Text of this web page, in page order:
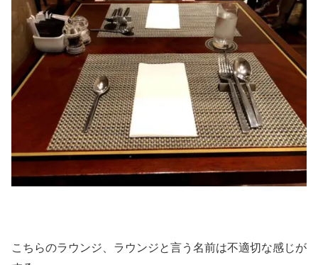
こちらのラウンジ、ラウンジと言う名前は不適切な感じが